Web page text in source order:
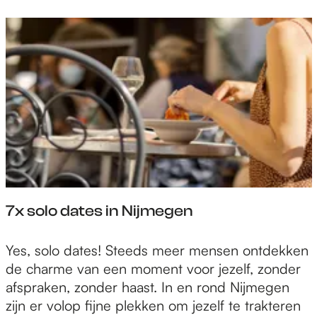
u
s
2
0
2
6
a
u
g
u
s
t
u
s
2
0
6
s
w
e
e
t
h
o
e
j
e
e
e
n
t
s
r
a
s
i
m
E
v
e
n
s
e
e
t
h
7x solo dates in Nijmegen
7
x
s
o
Yes, solo dates! Steeds meer mensen ontdekken
de charme van een moment voor jezelf, zonder
afspraken, zonder haast. In en rond Nijmegen
zijn er volop fijne plekken om jezelf te trakteren